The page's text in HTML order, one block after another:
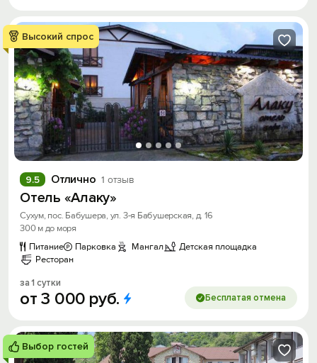
Высокий спрос
Отлично 1 отзыв
9.5
Отель «Алаку»
Сухум, пос. Бабушера, ул. 3-я Бабушерская, д. 16
300 м до моря
Питание
Парковка Мангал
Детская площадка
Ресторан
за 1 сутки
от3 000 руб. Бесплатая отмена
Выбор гостей